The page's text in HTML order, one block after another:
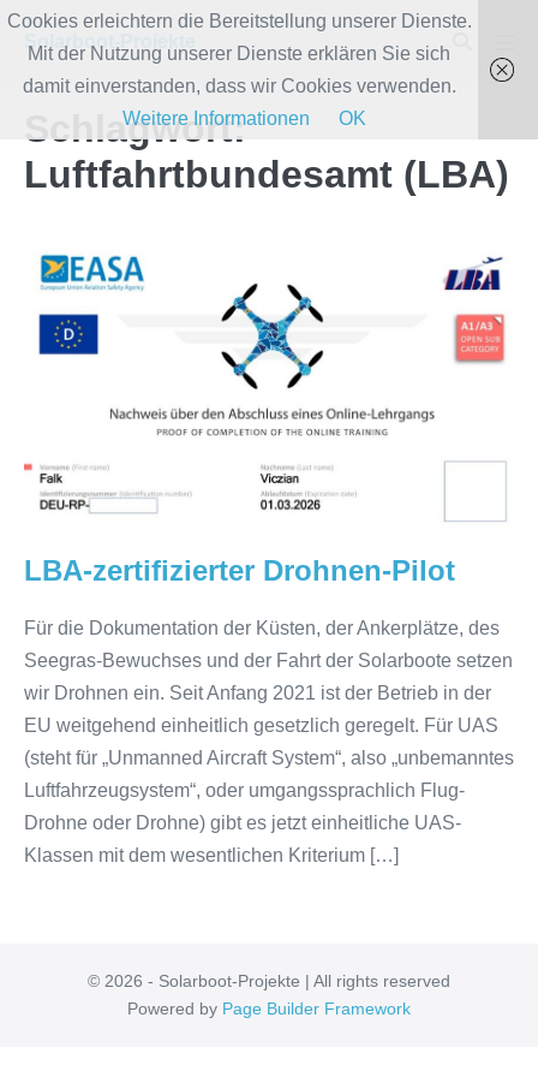
Zum
Inhalt
springen
Solarboot-Projekte
Schalter
Schlagwort:
Luftfahrtbundesamt (LBA)
LBA-
zertifizierter
Drohnen-
Pilot
LBA-zertifizierter Drohnen-Pilot
Für die Dokumentation der Küsten, der Ankerplätze, des
Seegras-Bewuchses und der Fahrt der Solarboote setzen
wir Drohnen ein. Seit Anfang 2021 ist der Betrieb in der
EU weitgehend einheitlich gesetzlich geregelt. Für UAS
(steht für „Unmanned Aircraft System“, also „unbemanntes
Luftfahrzeugsystem“, oder umgangssprachlich Flug-
Drohne oder Drohne) gibt es jetzt einheitliche UAS-
Klassen mit dem wesentlichen Kriterium […]
© 2026 - Solarboot-Projekte | All rights reserved
Powered by Page Builder Framework
Cookies erleichtern die Bereitstellung unserer Dienste.
Mit der Nutzung unserer Dienste erklären Sie sich
damit einverstanden, dass wir Cookies verwenden.
Weitere Informationen
OK